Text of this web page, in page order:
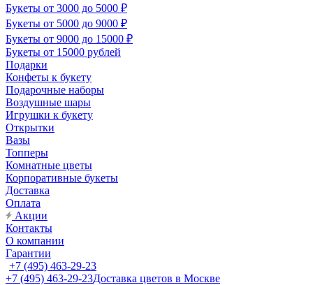
Букеты от 3000 до 5000 ₽
Букеты от 5000 до 9000 ₽
Букеты от 9000 до 15000 ₽
Букеты от 15000 рублей
Подарки
Конфеты к букету
Подарочные наборы
Воздушные шары
Игрушки к букету
Открытки
Вазы
Топперы
Комнатные цветы
Корпоративные букеты
Доставка
Оплата
Акции
Контакты
О компании
Гарантии
+7 (495) 463-29-23
+7 (495) 463-29-23Доставка цветов в Москве